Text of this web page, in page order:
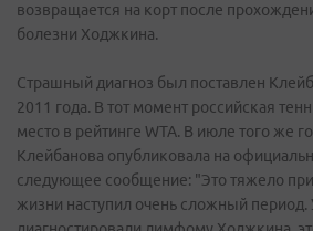
возвращается на корт после
болезни Ходжкина.
Страшный диагноз был поставлен
2011 года. В тот момент российская
место в рейтинге WTA. В июле того же
Клейбанова опубликовала на
следующее сообщение: "Это тяжело
жизни наступил очень сложный период.